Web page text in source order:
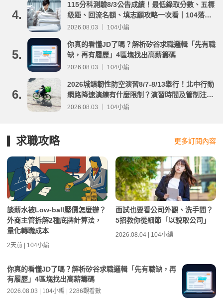
4.
115分科測驗8/3公告成績！最低錄取分數、五標
級距、回流名額、填志願攻略一次看｜104落點
分析
2026.08.03 ｜ 104小編
5.
你真的看懂JD了嗎？解析矽谷求職邏輯「先有職
缺，再有履歷」4區塊找出高薪籌碼
2026.08.03 ｜ 104小編
6.
2026城鎮韌性防空演習8/7-8/13舉行！北中行動
網路降速演練有什麼限制？演習時間及管制注意
事項整理
2026.08.03 ｜ 104小編
求職攻略 更多訂閱內容
談薪水被Low-ball壓價怎麼辦？
外商主管拆解2種底牌計算法，
量化轉職成本
2天前 | 104小編
面試也要看公司外觀、洗手間？
5招教你從細節「以貌取公司」
2026.08.04 | 104小編
你真的看懂JD了嗎？解析矽谷求職邏輯「先有職缺，再
有履歷」4區塊找出高薪籌碼
2026.08.03 | 104小編 | 2286觀看數